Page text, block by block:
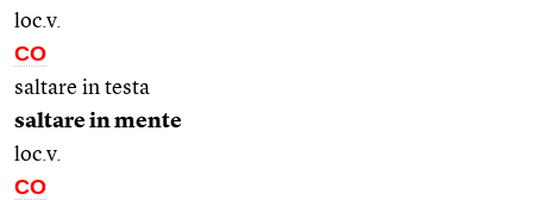
loc.v.
CO
saltare in testa
saltare in mente
loc.v.
CO